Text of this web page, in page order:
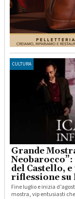
CULTURA
Grande
del Castello,
riflessione
Fine luglio e inizia
mostra, vip entusiasti